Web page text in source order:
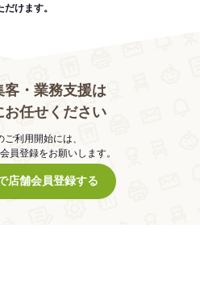
だけます。
客・業務支援は
お任せください
ご利用開始には、
員登録をお願いします。
店舗会員登録する